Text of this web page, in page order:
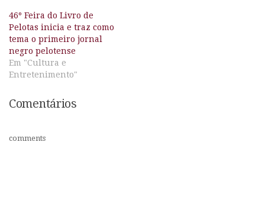
46º Feira do Livro de
Pelotas inicia e traz como
tema o primeiro jornal
negro pelotense
Em "Cultura e
Entretenimento"
Comentários
comments